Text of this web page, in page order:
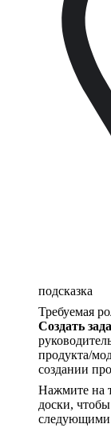
подсказка
Требуемая
Создать
продукта/
создании
Нажмите на
доски,